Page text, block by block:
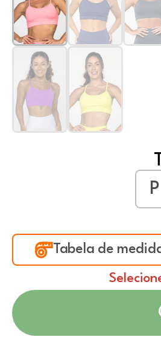
P
Tabela de